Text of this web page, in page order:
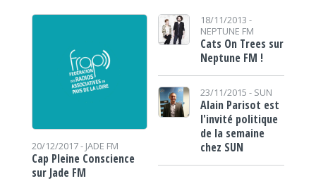
20/12/2017 - JADE FM
Cap Pleine Conscience
sur Jade FM
18/11/2013 -
NEPTUNE FM
Cats On Trees sur
Neptune FM !
23/11/2015 - SUN
Alain Parisot est
l'invité politique
de la semaine
chez SUN